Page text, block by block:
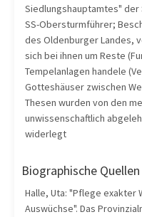
Siedlungshauptamtes" der
SS-Obersturmführer;
des Oldenburger Landes,
sich bei ihnen um Reste
Tempelanlagen handele
Gotteshäuser zwischen
Thesen wurden von den
unwissenschaftlich
widerlegt
Biographische Quellen
Halle, Uta: "Pflege exakter
Auswüchse". Das